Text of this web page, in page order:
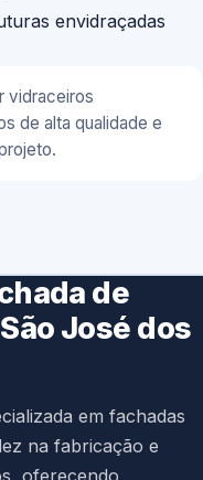
envidraçadas
vidraceiros
de alta qualidade e
de
José dos
em fachadas
na fabricação e
oferecendo